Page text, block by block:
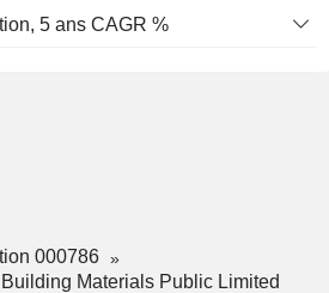
5 ans CAGR %
000786
Materials Public Limited